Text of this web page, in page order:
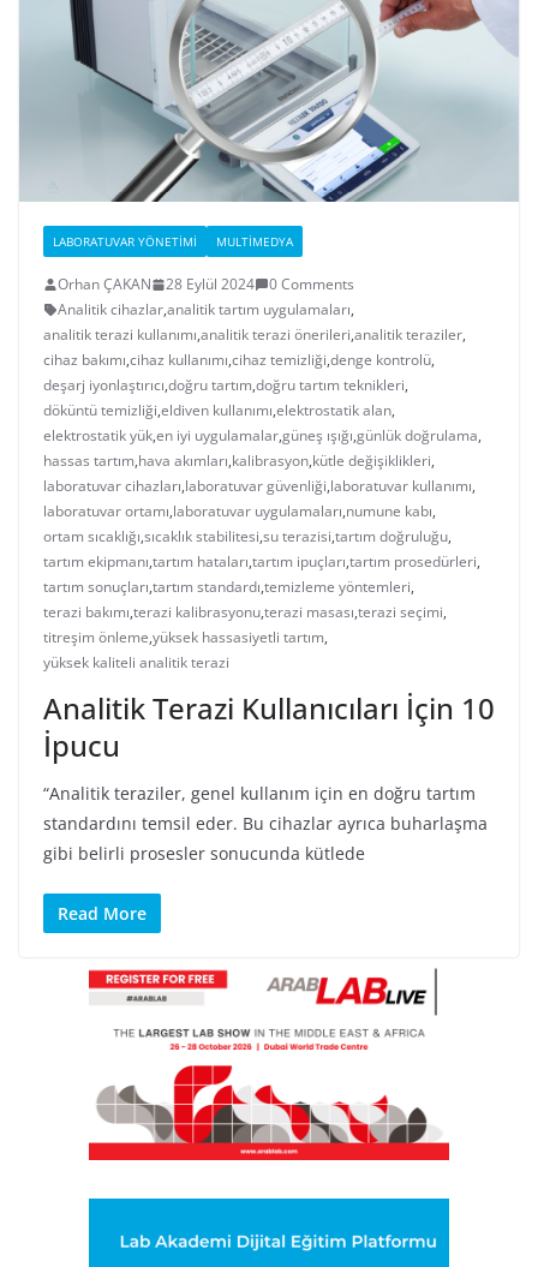
LABORATUVAR YÖNETIMI MULTIMEDYA
Orhan ÇAKAN 28 Eylül 2024
0 Comments
Analitik cihazlar,analitik tartım uygulamaları,
analitik terazi kullanımı,analitik terazi önerileri,analitik teraziler,
cihaz bakımı,cihaz kullanımı,cihaz temizliği,denge kontrolü,
deşarj iyonlaştırıcı,doğru tartım,doğru tartım teknikleri,
döküntü temizliği,eldiven kullanımı,elektrostatik alan,
elektrostatik yük,en iyi uygulamalar,güneş ışığı,günlük doğrulama,
hassas tartım,hava akımları,kalibrasyon,kütle değişiklikleri,
laboratuvar cihazları,laboratuvar güvenliği,laboratuvar kullanımı,
laboratuvar ortamı,laboratuvar uygulamaları,numune kabı,
ortam sıcaklığı,sıcaklık stabilitesi,su terazisi,tartım doğruluğu,
tartım ekipmanı,tartım hataları,tartım ipuçları,tartım prosedürleri,
tartım sonuçları,tartım standardı,temizleme yöntemleri,
terazi bakımı,terazi kalibrasyonu,terazi masası,terazi seçimi,
titreşim önleme,yüksek hassasiyetli tartım,
yüksek kaliteli analitik terazi
Analitik Terazi Kullanıcıları İçin 10
İpucu
“Analitik teraziler, genel kullanım için en doğru tartım
standardını temsil eder. Bu cihazlar ayrıca buharlaşma
gibi belirli prosesler sonucunda kütlede
Read More